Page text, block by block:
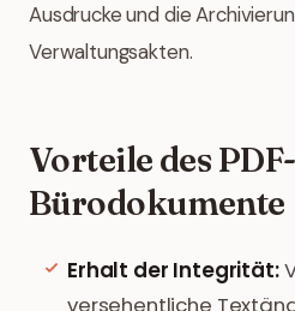
Ausdrucke und die
Verwaltungsakten.
Vorteile des
Bürodokumente
Erhalt der Integrität:
versehentliche